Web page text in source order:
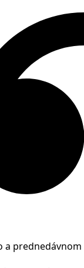
a prednedávnom